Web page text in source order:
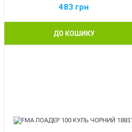
483 грн
ДО КОШИКУ